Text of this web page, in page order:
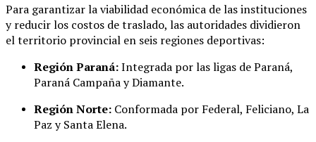
Para garantizar la viabilidad económica de las instituciones
y reducir los costos de traslado, las autoridades dividieron
el territorio provincial en seis regiones deportivas:
Región Paraná:Integrada por las ligas de Paraná,
Paraná Campaña y Diamante.
Región Norte: Conformada por Federal, Feliciano, La
Paz y Santa Elena.